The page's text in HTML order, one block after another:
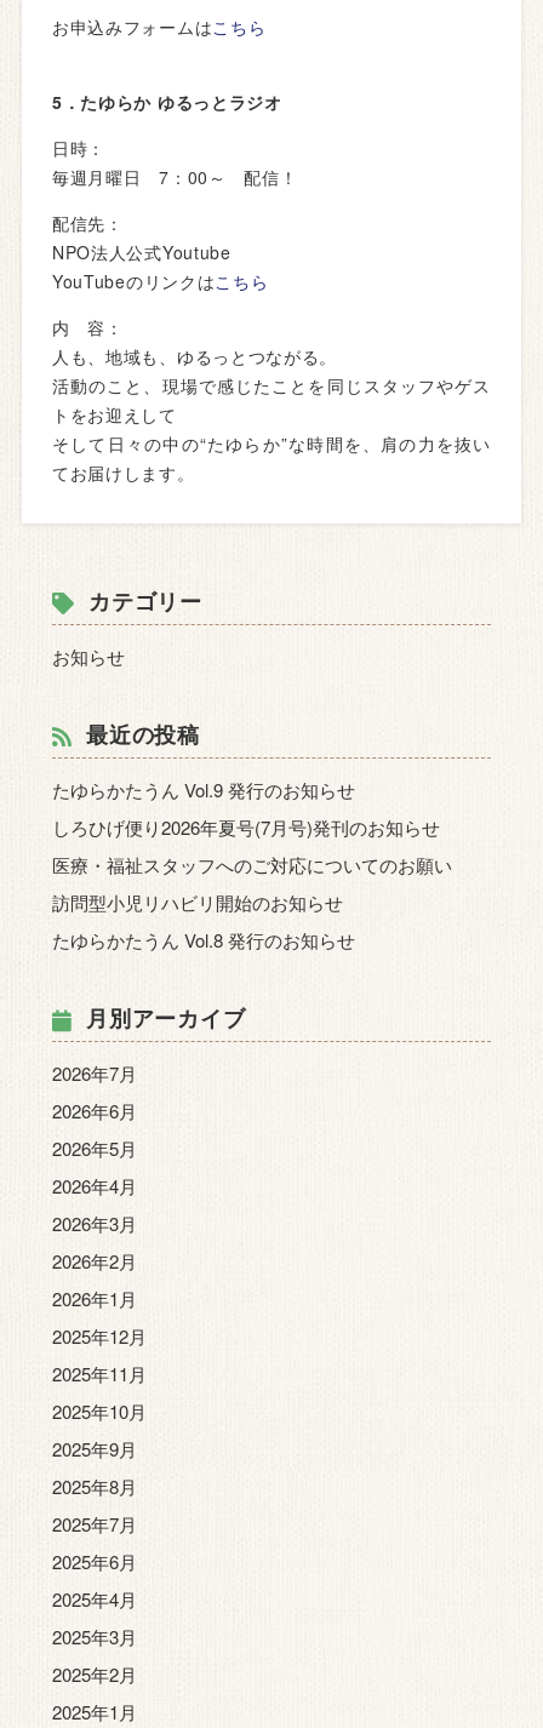
お申込みフォームはこちら
5．たゆらか ゆるっとラジオ
日時：
毎週月曜日 7：00～ 配信！
配信先：
NPO法人公式Youtube
YouTubeのリンクはこちら
内 容：
人も、地域も、ゆるっとつながる。
活動のこと、現場で感じたことを同じスタッフやゲス
トをお迎えして
そして日々の中の“たゆらか”な時間を、肩の力を抜い
てお届けします。
カテゴリー
お知らせ
最近の投稿
たゆらかたうん Vol.9 発行のお知らせ
しろひげ便り2026年夏号(7月号)発刊のお知らせ
医療・福祉スタッフへのご対応についてのお願い
訪問型小児リハビリ開始のお知らせ
たゆらかたうん Vol.8 発行のお知らせ
月別アーカイブ
2026年7月
2026年6月
2026年5月
2026年4月
2026年3月
2026年2月
2026年1月
2025年12月
2025年11月
2025年10月
2025年9月
2025年8月
2025年7月
2025年6月
2025年4月
2025年3月
2025年2月
2025年1月